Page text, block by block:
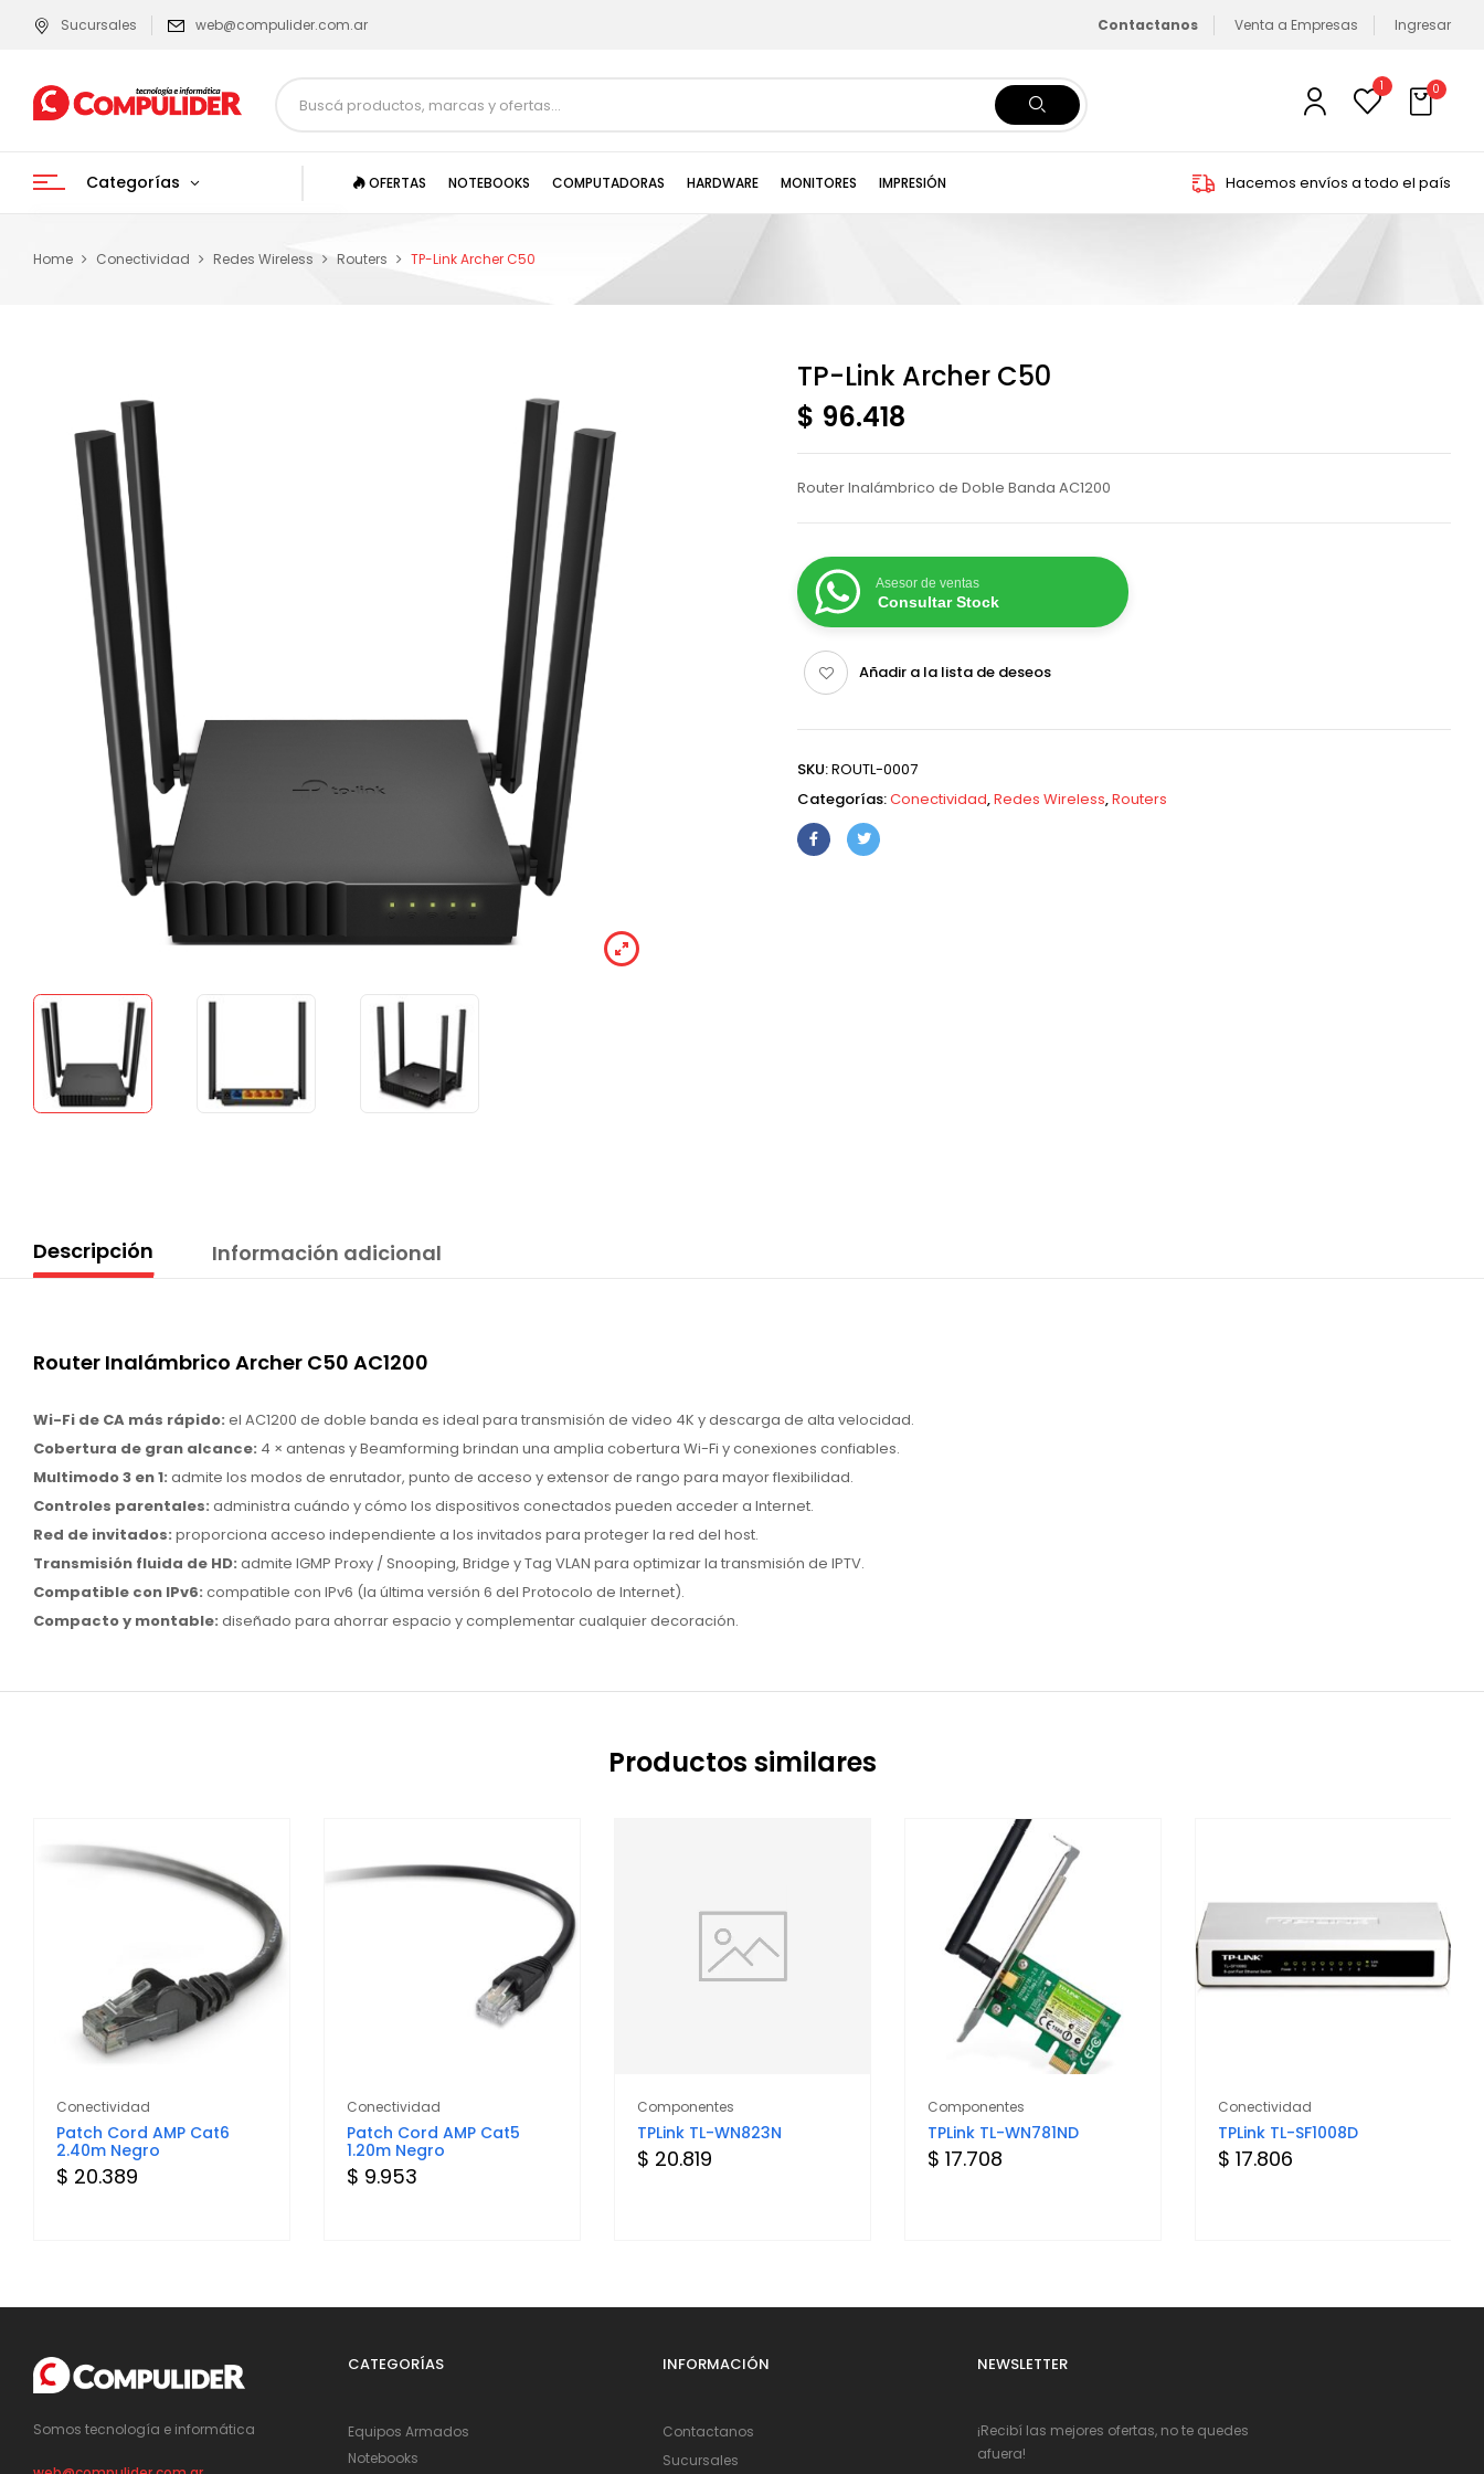
Sucursales web@compulider.com.ar Contactanos Venta a Empresas Ingresar
1 0
Categorías OFERTAS NOTEBOOKS COMPUTADORAS HARDWARE MONITORES IMPRESIÓN Hacemos envíos a todo el país
Home Conectividad Redes Wireless Routers TP-Link Archer C50
TP-Link Archer C50
$ 96.418
Router Inalámbrico de Doble Banda AC1200
Asesor de ventas
Consultar Stock
Añadir a la lista de deseos
SKU:ROUTL-0007
Categorías:Conectividad,Redes Wireless,Routers
Descripción Información adicional
Router Inalámbrico Archer C50 AC1200
Wi-Fi de CA más rápido: el AC1200 de doble banda es ideal para transmisión de video 4K y descarga de alta velocidad.
Cobertura de gran alcance: 4 × antenas y Beamforming brindan una amplia cobertura Wi-Fi y conexiones confiables.
Multimodo 3 en 1: admite los modos de enrutador, punto de acceso y extensor de rango para mayor flexibilidad.
Controles parentales: administra cuándo y cómo los dispositivos conectados pueden acceder a Internet.
Red de invitados: proporciona acceso independiente a los invitados para proteger la red del host.
Transmisión fluida de HD: admite IGMP Proxy / Snooping, Bridge y Tag VLAN para optimizar la transmisión de IPTV.
Compatible con IPv6: compatible con IPv6 (la última versión 6 del Protocolo de Internet).
Compacto y montable: diseñado para ahorrar espacio y complementar cualquier decoración.
Productos similares
Conectividad
Patch Cord AMP Cat6
2.40m Negro
$ 20.389
Conectividad
Patch Cord AMP Cat5
1.20m Negro
$ 9.953
Componentes
TPLink TL-WN823N
$ 20.819
Componentes
TPLink TL-WN781ND
$ 17.708
Conectividad
TPLink TL-SF1008D
$ 17.806
Somos tecnología e informática
CATEGORÍAS
Equipos Armados
Notebooks
INFORMACIÓN
Contactanos
Sucursales
NEWSLETTER
¡Recibí las mejores ofertas, no te quedes
afuera!